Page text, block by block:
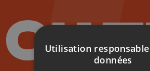
Utilisation
données